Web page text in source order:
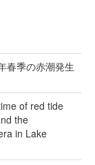
春季の赤潮発生
of red tide
the
in Lake